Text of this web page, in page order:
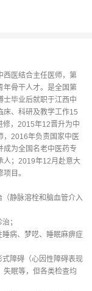
西医结合主任医师，第
年骨干人才。是全国第
士毕业后就职于江西中
床、科研及教学工作15
修，2015年12晋升为中
，2016年负责国家中医
成为全国名老中医药专
人；2019年12月赴意大
目。
静脉溶栓和脑血管介入
；
病、梦呓、睡眠麻痹症
障碍（心因性障碍表现
失眠等，但各类检查均